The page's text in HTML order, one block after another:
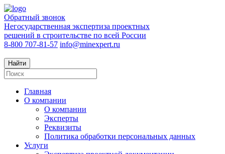
Обратный звонок
Негосударственная экспертиза проектных
решений в строительстве по всей России
8-800 707-81-57 info@minexpert.ru
Найти
Главная
О компании
О компании
Эксперты
Реквизиты
Политика обработки персональных данных
Услуги